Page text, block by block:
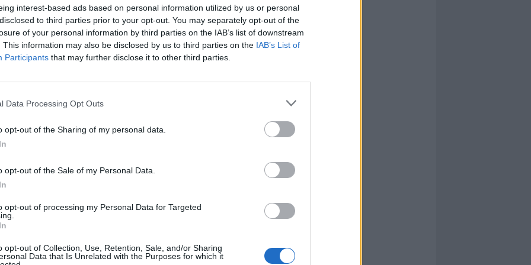
interest-based ads based on personal information utilized by us or personal
to third parties prior to your opt-out. You may separately opt-out of the
of your personal information by third parties on the IAB’s list of downstream
This information may also be disclosed by us to third parties on the IAB’s List of
Participants that may further disclose it to other third parties.
Data Processing Opt Outs
opt-out of the Sharing of my personal data.
opt-out of the Sale of my Personal Data.
opt-out of processing my Personal Data for Targeted
opt-out of Collection, Use, Retention, Sale, and/or Sharing
Data that Is Unrelated with the Purposes for which it
Perché il modello Albania
cambierà l'Europa. Cerno:
capito
l’immigrazione illegale significa, anche,
legale, e riaffermare il principio che
Nazione, e non ai trafficanti, decidere
e chi no sul proprio territorio». Così
del Consiglio, Giorgia Meloni,
con un videomessaggio inviato al